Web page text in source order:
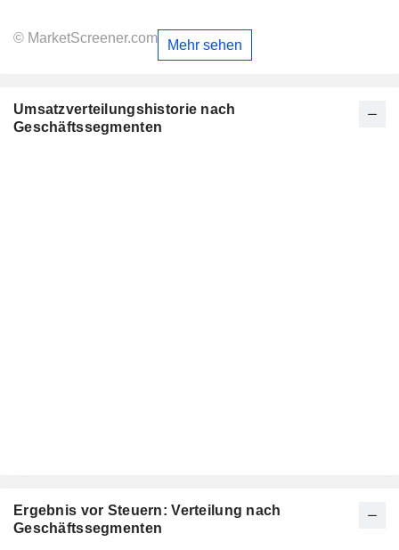
© MarketScreener.com Mehr sehen
Umsatzverteilungshistorie nach
Geschäftssegmenten
Ergebnis vor Steuern: Verteilung nach
Geschäftssegmenten